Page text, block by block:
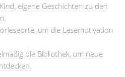
eigene Geschichten zu den
um die Lesemotivation
die Bibliothek, um neue